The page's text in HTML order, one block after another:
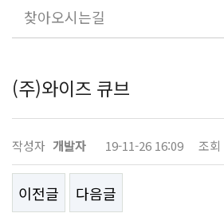
찾아오시는길
(주)와이즈 큐브
작성자 개발자 19-11-26 16:09 조회
이전글 다음글